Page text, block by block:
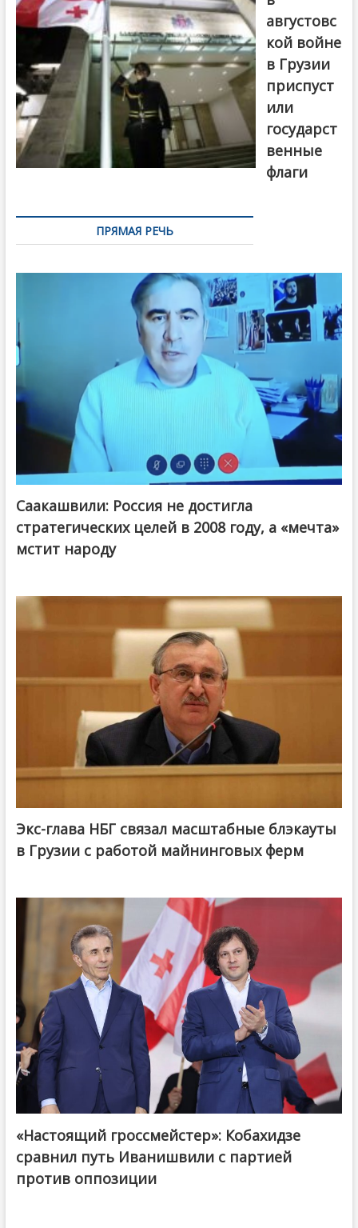
августовс
кой войне
в Грузии
приспуст
или
государст
венные
флаги
ПРЯМАЯ РЕЧЬ
Саакашвили: Россия не достигла
стратегических целей в 2008 году, а «мечта»
мстит народу
Экс-глава НБГ связал масштабные блэкауты
в Грузии с работой майнинговых ферм
@ქართული ოცნება / Georgian Dream
«Настоящий гроссмейстер»: Кобахидзе
сравнил путь Иванишвили с партией
против оппозиции